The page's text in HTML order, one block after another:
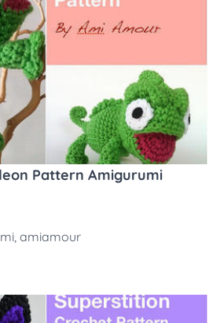
Pattern Amigurumi
, amiamour